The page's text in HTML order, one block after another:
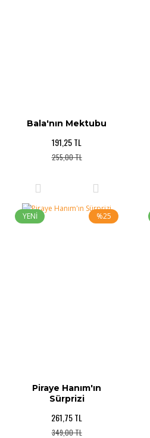
Bala'nın Mektubu
191,25 TL
255,00 TL
%25
YENİ
Piraye Hanım'ın
Sürprizi
261,75 TL
349,00 TL